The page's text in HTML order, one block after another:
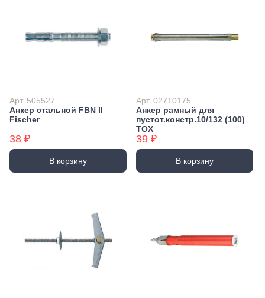
Арт. 505527
Анкер стальной FBN II
Fischer
38 ₽
В корзину
Арт. 02710175
Анкер рамный для
пустот.констр.10/132 (100)
TOX
39 ₽
В корзину